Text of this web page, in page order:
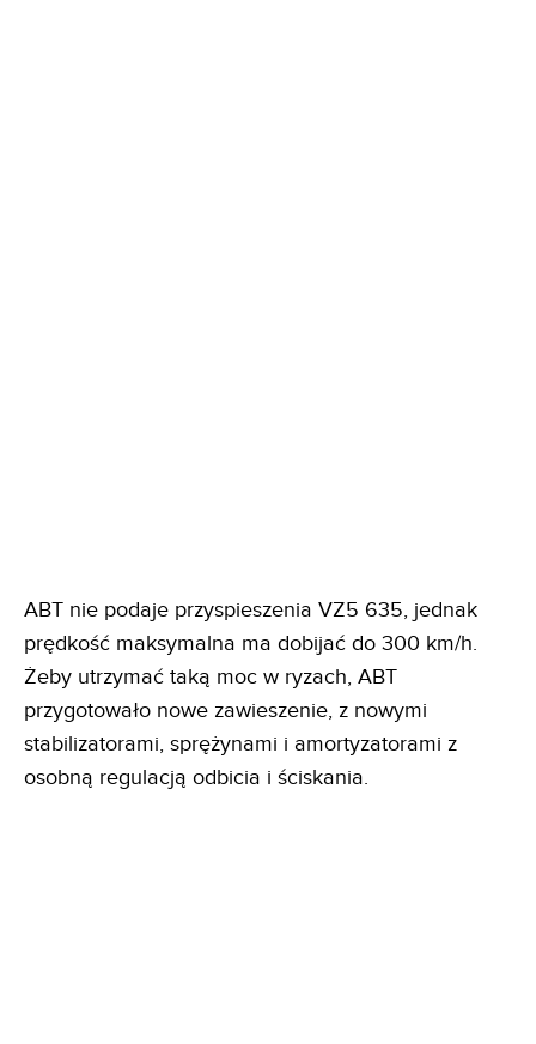
ABT nie podaje przyspieszenia VZ5 635, jednak
prędkość maksymalna ma dobijać do 300 km/h.
Żeby utrzymać taką moc w ryzach, ABT
przygotowało nowe zawieszenie, z nowymi
stabilizatorami, sprężynami i amortyzatorami z
osobną regulacją odbicia i ściskania.